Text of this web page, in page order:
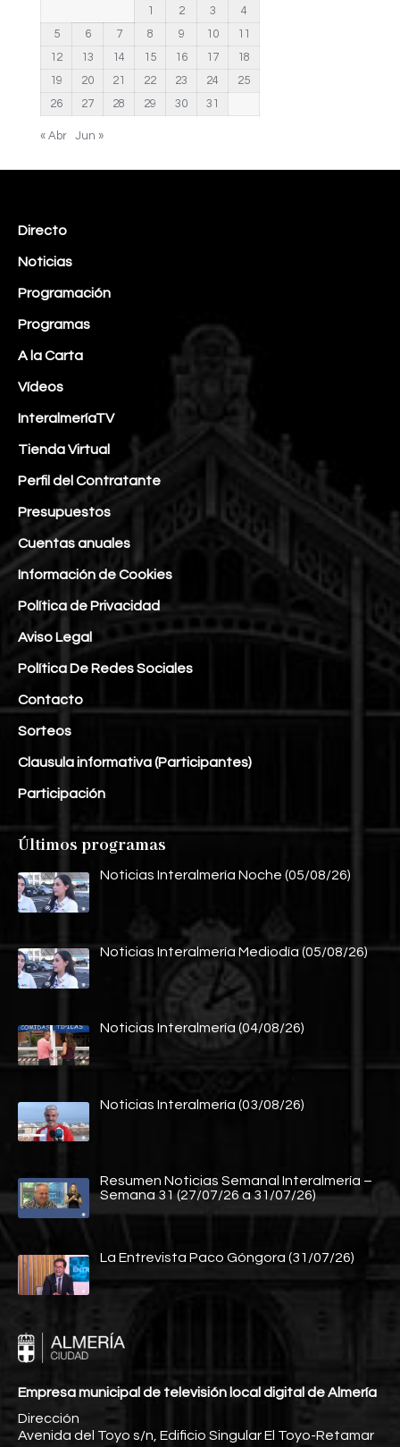
1
2 3
4
5
6 7 8 9 10
11
12
13 14 15 16 17
18
19
20 21 22 23 24
25
26
27 28 29 30 31
« Abr Jun »
Directo
Noticias
Programación
Programas
A la Carta
Vídeos
InteralmeríaTV
Tienda Virtual
Perfil del Contratante
Presupuestos
Cuentas anuales
Información de Cookies
Política de Privacidad
Aviso Legal
Política De Redes Sociales
Contacto
Sorteos
Clausula informativa (Participantes)
Participación
Últimos programas
Noticias Interalmería Noche (05/08/26)
Noticias Interalmería Mediodía (05/08/26)
Noticias Interalmería (04/08/26)
Noticias Interalmería (03/08/26)
Resumen Noticias Semanal Interalmería –
Semana 31 (27/07/26 a 31/07/26)
La Entrevista Paco Góngora (31/07/26)
Empresa municipal de televisión local digital de Almería
Dirección
Avenida del Toyo s/n, Edificio Singular El Toyo-Retamar